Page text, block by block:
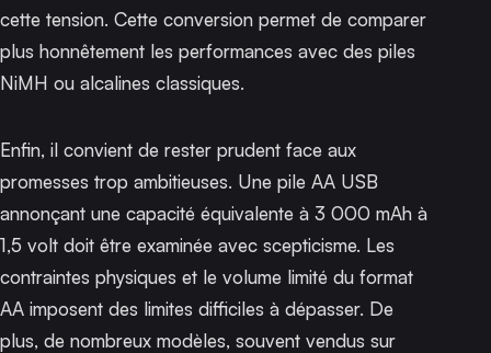
cette tension. Cette conversion permet de comparer
plus honnêtement les performances avec des piles
NiMH ou alcalines classiques.
Enfin, il convient de rester prudent face aux
promesses trop ambitieuses. Une pile AA USB
annonçant une capacité équivalente à 3 000 mAh à
1,5 volt doit être examinée avec scepticisme. Les
contraintes physiques et le volume limité du format
AA imposent des limites difficiles à dépasser. De
plus, de nombreux modèles, souvent vendus sur